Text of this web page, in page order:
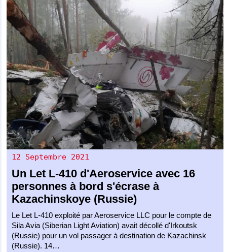
12 Septembre 2021
Un Let L-410 d'Aeroservice avec 16
personnes à bord s'écrase à
Kazachinskoye (Russie)
Le Let L-410 exploité par Aeroservice LLC pour le compte de
Sila Avia (Siberian Light Aviation) avait décollé d'Irkoutsk
(Russie) pour un vol passager à destination de Kazachinsk
(Russie). 14…